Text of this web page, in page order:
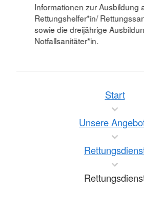
Informationen zur Ausbildung
Rettungshelfer*in/
sowie die dreijährige
Notfallsanitäter*in.
Start
Unsere